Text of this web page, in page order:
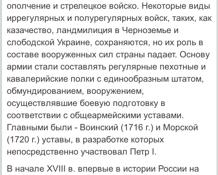
ополчение и стрелецкое войско. Некоторые виды
иррегулярных и полурегулярных войск, таких, как
казачество, ландмилиция в Черноземье и
слободской Украине, сохраняются, но их роль в
составе вооруженных сил страны падает. Основу
армии стали составлять регулярные пехотные и
кавалерийские полки с единообразным штатом,
обмундированием, вооружением,
осуществлявшие боевую подготовку в
соответствии с общеармейскими уставами.
Главными были - Воинский (1716 г.) и Морской
(1720 г.) уставы, в разработке которых
непосредственно участвовал Петр I.
В начале XVIII в. впервые в истории России на